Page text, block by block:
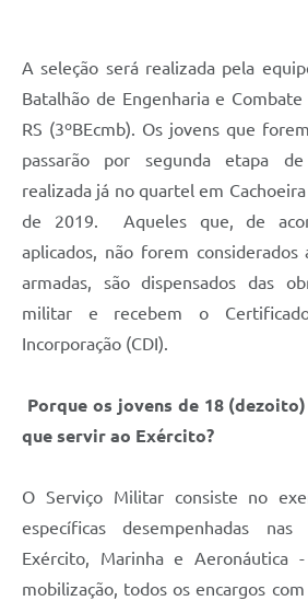
A seleção será realizada pela
Batalhão de Engenharia e
RS (3ºBEcmb). Os jovens que
passarão por segunda etapa
realizada já no quartel em
de 2019. Aqueles que, de
aplicados, não forem considerados
armadas, são dispensados das
militar e recebem o
Incorporação (CDI).
Porque os jovens de 18
que servir ao Exército?
O Serviço Militar consiste no
específicas desempenhadas
Exército, Marinha e Aeronáutica
mobilização, todos os encargos